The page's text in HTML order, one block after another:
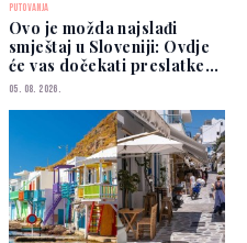
PUTOVANJA
Ovo je možda najslađi
smještaj u Sloveniji: Ovdje
će vas dočekati preslatke
koze
05. 08. 2026.